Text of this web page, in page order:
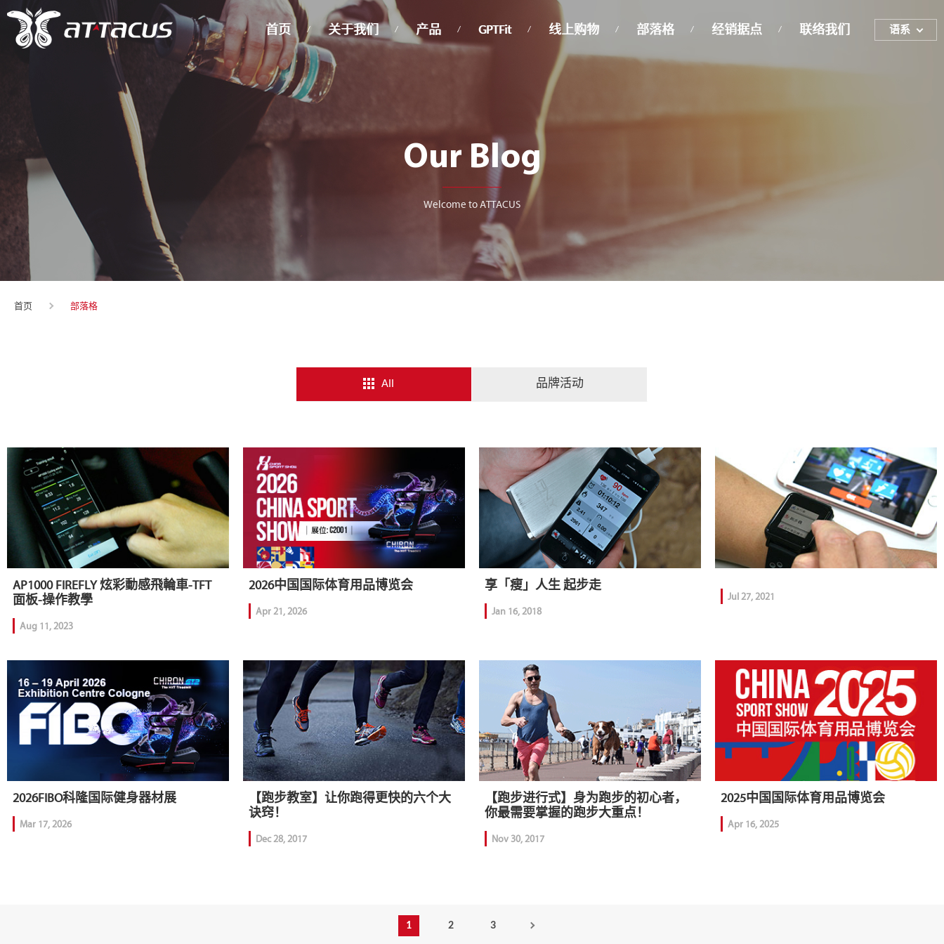
首页 关于我们 产品 GPTFit 线上购物 部落格 经销据点 联络我们 语系
Our Blog
Welcome to ATTACUS
首页 部落格
All 品牌活动
AP1000 FIREFLY 炫彩動感飛輪車-TFT
面板-操作教學
Aug 11, 2023
2026中国国际体育用品博览会
Apr 21, 2026
享「瘦」人生 起步走
Jan 16, 2018
Jul 27, 2021
2026FIBO科隆国际健身器材展
Mar 17, 2026
【跑步教室】让你跑得更快的六个大
诀窍！
Dec 28, 2017
【跑步进行式】身为跑步的初心者，
你最需要掌握的跑步大重点！
Nov 30, 2017
2025中国国际体育用品博览会
Apr 16, 2025
1 2 3